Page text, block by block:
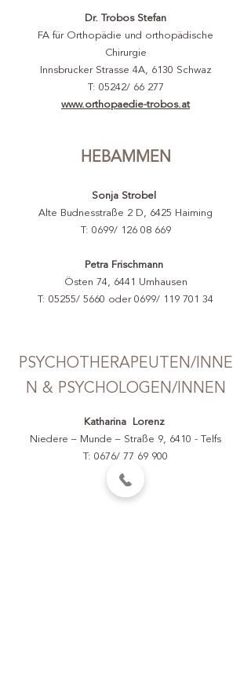
Dr. Trobos Stefan
FA für Orthopädie und orthopädische
Chirurgie
Innsbrucker Strasse 4A, 6130 Schwaz
T: 05242/ 66 277
www.orthopaedie-trobos.at
HEBAMMEN
Sonja Strobel
Alte Budnesstraße 2 D, 6425 Haiming
T: 0699/ 126 08 669
Petra Frischmann
Östen 74, 6441 Umhausen
T: 05255/ 5660 oder 0699/ 119 701 34
PSYCHOTHERAPEUTEN/INNE
N & PSYCHOLOGEN/INNEN
Katharina Lorenz
Niedere – Munde – Straße 9, 6410 - Telfs
T: 0676/ 77 69 900